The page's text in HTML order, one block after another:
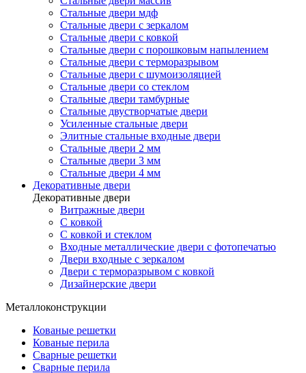
Стальные двери мдф
Стальные двери с зеркалом
Стальные двери с ковкой
Стальные двери с порошковым напылением
Стальные двери с терморазрывом
Стальные двери с шумоизоляцией
Стальные двери со стеклом
Стальные двери тамбурные
Стальные двустворчатые двери
Усиленные стальные двери
Элитные стальные входные двери
Стальные двери 2 мм
Стальные двери 3 мм
Стальные двери 4 мм
Декоративные двери
Декоративные двери
Витражные двери
С ковкой
С ковкой и стеклом
Входные металлические двери с фотопечатью
Двери входные с зеркалом
Двери с терморазрывом с ковкой
Дизайнерские двери
Металлоконструкции
Кованые решетки
Кованые перила
Сварные решетки
Сварные перила